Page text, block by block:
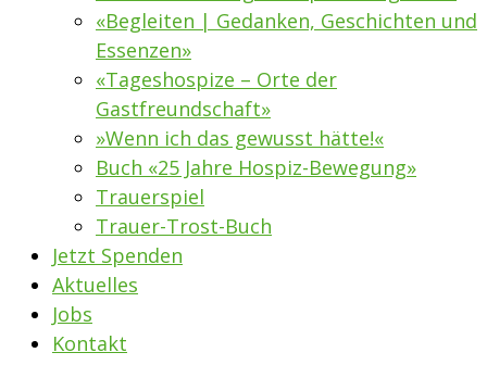
«Begleiten | Gedanken, Geschichten und
Essenzen»
«Tageshospize – Orte der
Gastfreundschaft»
»Wenn ich das gewusst hätte!«
Buch «25 Jahre Hospiz-Bewegung»
Trauerspiel
Trauer-Trost-Buch
Jetzt Spenden
Aktuelles
Jobs
Kontakt